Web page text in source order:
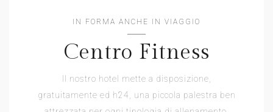
IN FORMA ANCHE IN VIAGGIO
Centro Fitness
Il nostro hotel mette a disposizione,
gratuitamente ed h24, una piccola palestra ben